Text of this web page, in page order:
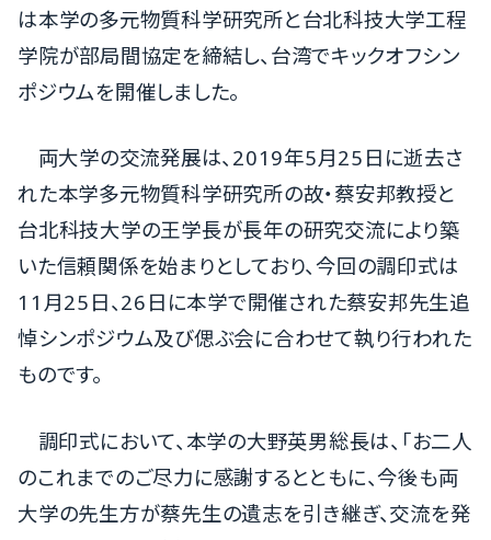
は本学の多元物質科学研究所と台北科技大学工程
学院が部局間協定を締結し、台湾でキックオフシン
ポジウムを開催しました。
両大学の交流発展は、2019年5月25日に逝去さ
れた本学多元物質科学研究所の故・蔡安邦教授と
台北科技大学の王学長が長年の研究交流により築
いた信頼関係を始まりとしており、今回の調印式は
11月25日、26日に本学で開催された蔡安邦先生追
悼シンポジウム及び偲ぶ会に合わせて執り行われた
ものです。
調印式において、本学の大野英男総長は、「お二人
のこれまでのご尽力に感謝するとともに、今後も両
大学の先生方が蔡先生の遺志を引き継ぎ、交流を発